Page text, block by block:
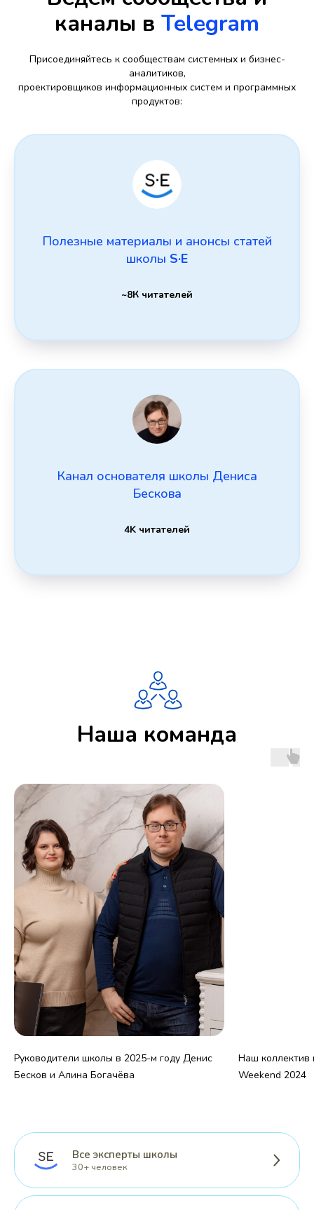
каналы в Telegram
Присоединяйтесь к сообществам системных и бизнес-
аналитиков,
проектировщиков информационных систем и программных
продуктов:
Полезные материалы и анонсы статей
школы S·E
~8К читателей
Канал основателя школы Дениса
Бескова
4K читателей
Наша команда
Руководители школы в 2025-м году Денис
Бесков и Алина Богачёва
Наш
Weekend 2024
Все эксперты школы
30+ человек